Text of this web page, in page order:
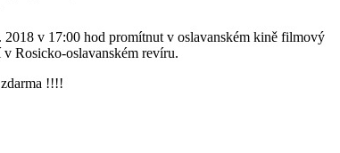
2018 v 17:00 hod promítnut v oslavanském kině filmový
Rosicko-oslavanském revíru.
!!!!